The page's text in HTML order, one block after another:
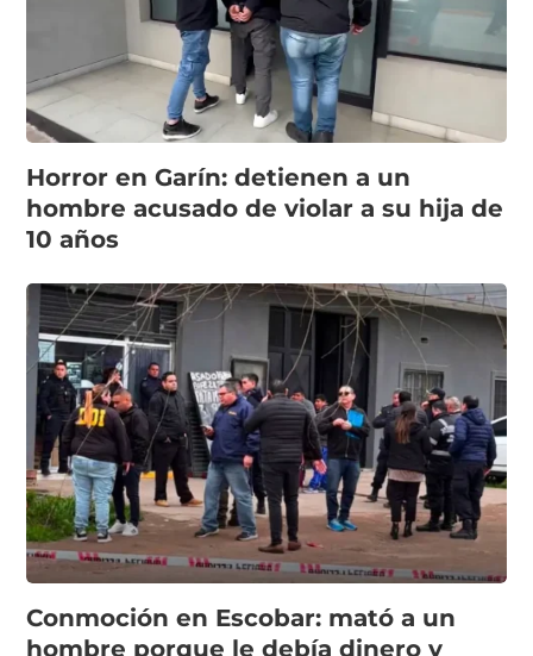
Horror en Garín: detienen a un
hombre acusado de violar a su hija de
10 años
Conmoción en Escobar: mató a un
hombre porque le debía dinero y